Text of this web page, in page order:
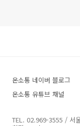
온소통 네이버 블로그
온소통 유튜브 채널
TEL. 02.969-3555 / 서